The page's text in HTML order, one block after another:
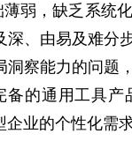
弱，缺乏系统
、由易及难分
察能力的问题
的通用工具产
业的个性化需